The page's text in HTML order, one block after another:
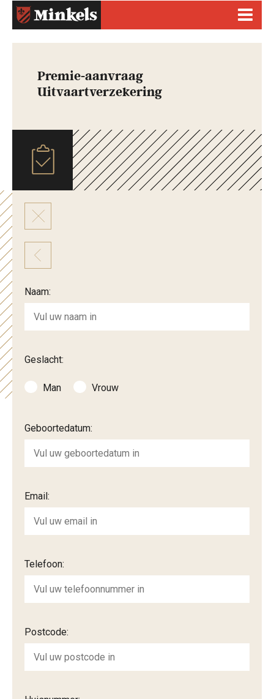
Premie-aanvraag
Uitvaartverzekering
Naam:
Geslacht:
Man Vrouw
Geboortedatum:
Email:
Telefoon:
Postcode: